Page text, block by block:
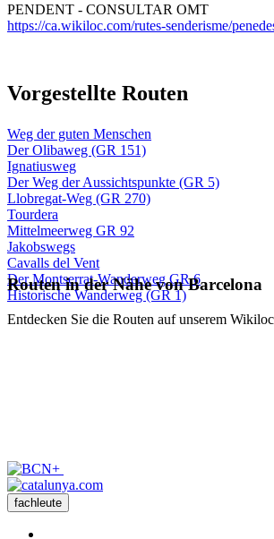
PENDENT - CONSULTAR OMT
https://ca.wikiloc.com/rutes-senderisme/
Vorgestellte Routen
Weg der guten Menschen
Der Olibaweg (GR 151)
Ignatiusweg
Der Weg der Aussichtspunkte (GR 5)
Llobregat-Weg (GR 270)
Tourdera
Mittelmeerweg GR 92
Jakobswegs
Cavalls del Vent
Der Montserrat-Wanderweg GR 6
Historische Wanderweg (GR 1)
Routen in der Nähe von Barcelona
Entdecken Sie die Routen auf unserem
fachleute